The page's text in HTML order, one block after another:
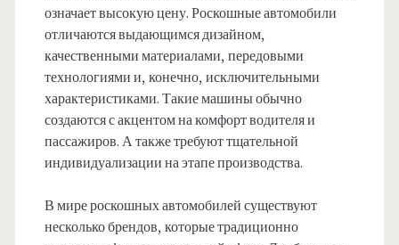
означает высокую цену. Роскошные автомобили
отличаются выдающимся дизайном,
качественными материалами, передовыми
технологиями и, конечно, исключительными
характеристиками. Такие машины обычно
создаются с акцентом на комфорт водителя и
пассажиров. А также требуют тщательной
индивидуализации на этапе производства.
В мире роскошных автомобилей существуют
несколько брендов, которые традиционно